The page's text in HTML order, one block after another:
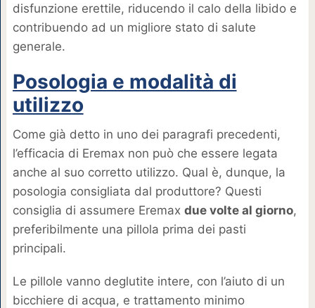
disfunzione erettile, riducendo il calo della libido e
contribuendo ad un migliore stato di salute
generale.
Posologia e modalità di
utilizzo
Come già detto in uno dei paragrafi precedenti,
l’efficacia di Eremax non può che essere legata
anche al suo corretto utilizzo. Qual è, dunque, la
posologia consigliata dal produttore? Questi
consiglia di assumere Eremax due volte al giorno,
preferibilmente una pillola prima dei pasti
principali.
Le pillole vanno deglutite intere, con l’aiuto di un
bicchiere di acqua, e trattamento minimo